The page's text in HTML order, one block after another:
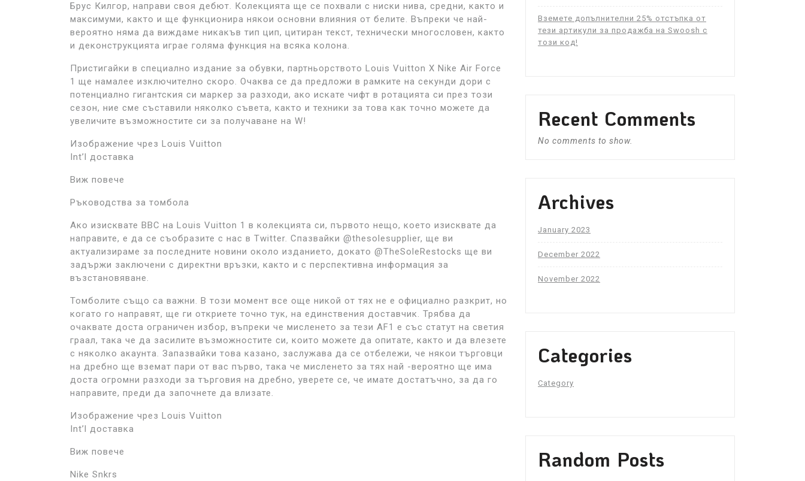
Брус Килгор, направи своя дебют. Колекцията ще се похвали с ниски нива, средни, както и
максимуми, както и ще функционира някои основни влияния от белите. Въпреки че най-
вероятно няма да виждаме никакъв тип цип, цитиран текст, технически многословен, както
и деконструкцията играе голяма функция на всяка колона.
Пристигайки в специално издание за обувки, партньорството Louis Vuitton X Nike Air Force
1 ще намалее изключително скоро. Очаква се да предложи в рамките на секунди дори с
потенциално гигантския си маркер за разходи, ако искате чифт в ротацията си през този
сезон, ние сме съставили няколко съвета, както и техники за това как точно можете да
увеличите възможностите си за получаване на W!
Изображение чрез Louis Vuitton
Int’l доставка
Виж повече
Ръководства за томбола
Ако изисквате ВВС на Louis Vuitton 1 в колекцията си, първото нещо, което изисквате да
направите, е да се съобразите с нас в Twitter. Спазвайки @thesolesupplier, ще ви
актуализираме за последните новини около изданието, докато @TheSoleRestocks ще ви
задържи заключени с директни връзки, както и с перспективна информация за
възстановяване.
Томболите също са важни. В този момент все още никой от тях не е официално разкрит, но
когато го направят, ще ги откриете точно тук, на единствения доставчик. Трябва да
очаквате доста ограничен избор, въпреки че мисленето за тези AF1 е със статут на светия
граал, така че да засилите възможностите си, които можете да опитате, както и да влезете
с няколко акаунта. Запазвайки това казано, заслужава да се отбележи, че някои търговци
на дребно ще вземат пари от вас първо, така че мисленето за тях най -вероятно ще има
доста огромни разходи за търговия на дребно, уверете се, че имате достатъчно, за да го
направите, преди да започнете да влизате.
Изображение чрез Louis Vuitton
Int’l доставка
Виж повече
Nike Snkrs
Вземете допълнителни 25% отстъпка от
тези артикули за продажба на Swoosh с
този код!
Recent Comments
No comments to show.
Archives
January 2023
December 2022
November 2022
Categories
Category
Random Posts